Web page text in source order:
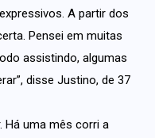
A partir dos
Pensei em muitas
assistindo, algumas
disse Justino, de 37
Há uma mês corri a